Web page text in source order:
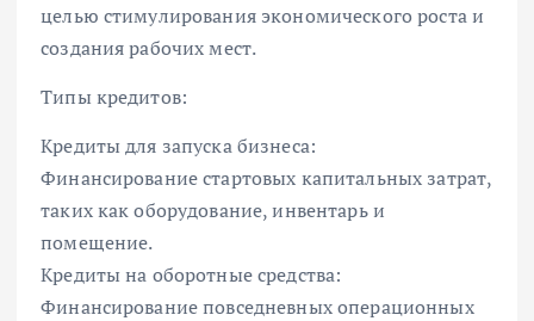
целью стимулирования экономического роста и
создания рабочих мест.
Типы кредитов:
Кредиты для запуска бизнеса:
Финансирование стартовых капитальных затрат,
таких как оборудование, инвентарь и
помещение.
Кредиты на оборотные средства:
Финансирование повседневных операционных